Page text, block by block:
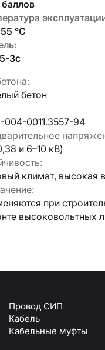
°C
3с
бетон
004-0011.3557-94
и 6–10 кВ)
климат, высокая
при
высоковольтных
Провод СИП
Кабель
Кабельные муфты
Ключ